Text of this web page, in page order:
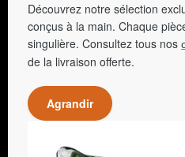
Découvrez notre sélection
conçus à la main. Chaque
singulière. Consultez tous nos
de la livraison offerte.
Agrandir